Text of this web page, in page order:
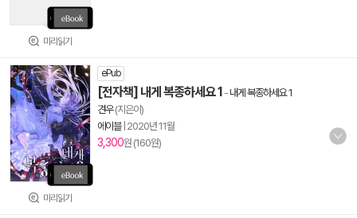
미리읽기
미리읽기
ePub
[전자책] 내게 복종하세요 1 - 내게 복종하세요 1
견우(지은이)
에이블| 2020년 11월
3,300원 (160원)